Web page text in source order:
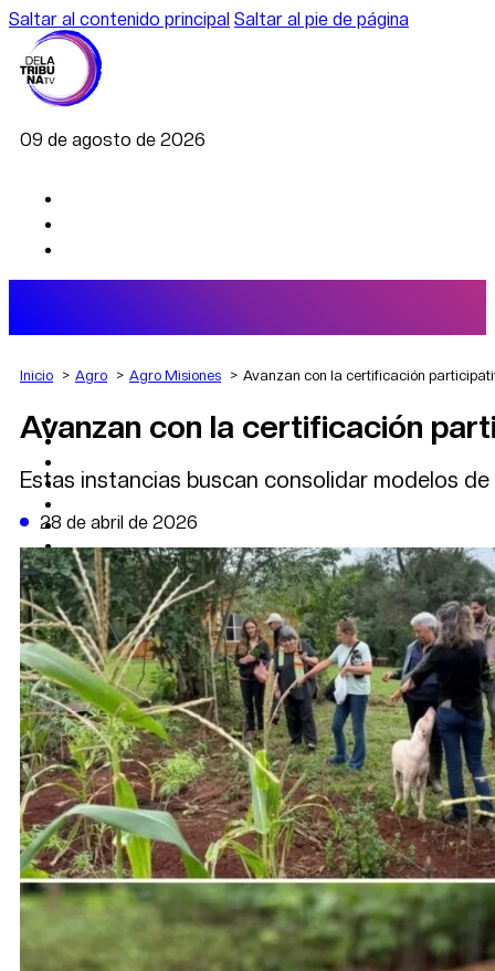
Saltar al contenido principal Saltar al pie de página
09 de agosto de 2026
AGRO
DEPORTES
POLÍTICA
DATA FIRME
DE LA TRIBUNA TV
Inicio Agro Agro Misiones Avanzan con la certificación
Avanzan con la certificación
Estas instancias buscan consolidar modelos
28 de abril de 2026